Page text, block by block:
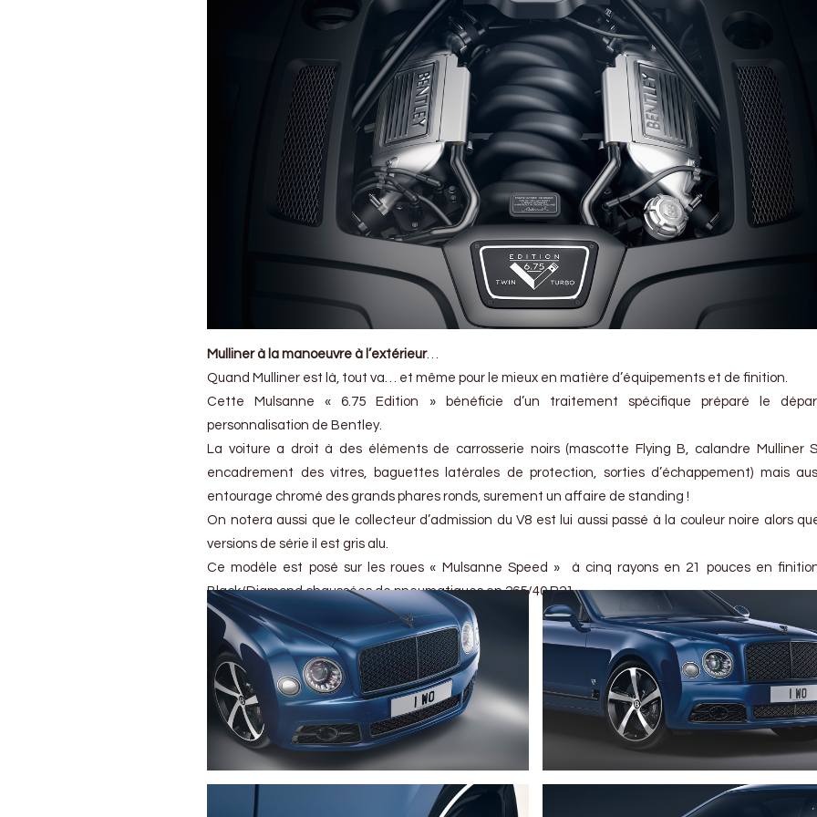
Mulliner à la manoeuvre à l’extérieur…
Quand Mulliner est là, tout va… et même pour le mieux en matière d’équipements et de finition.
Cette Mulsanne « 6.75 Edition » bénéficie d’un traitement spécifique préparé le
personnalisation de Bentley.
La voiture a droit à des éléments de carrosserie noirs (mascotte Flying B, calandre Mulliner
encadrement des vitres, baguettes latérales de protection, sorties d’échappement) mais
entourage chromé des grands phares ronds, surement un affaire de standing !
On notera aussi que le collecteur d’admission du V8 est lui aussi passé à la couleur noire alors
versions de série il est gris alu.
Ce modèle est posé sur les roues « Mulsanne Speed » ​​ à cinq rayons en 21 pouces en
Black/Diamond chaussées de pneumatiques en 265/40 R21.